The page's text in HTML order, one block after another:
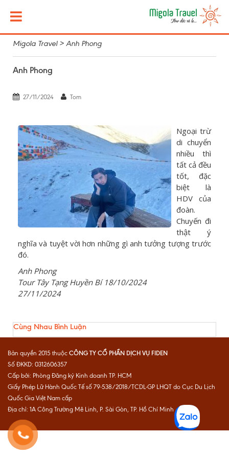
Migola Travel> Anh Phong
Anh Phong
27/11/2024 Tom
Ngoại trừ
di chuyển
nhiều thì
tất cả đều
tốt, đặc
biệt là
HDV của
đoàn.
Chuyến đi
thật ý
nghĩa và tuyệt vời hơn những gì anh tưởng tượng trước
đó.
Anh Phong
Tour Tây Tạng Huyền Bí 18/10/2024
27/11/2024
Cùng Nhau Bình Luận
Bản quyền 2015 thuộc CÔNG TY CỔ PHẦN DỊCH VỤ FIDEN
Số ĐKKD: 0312606357
Cấp bởi: Phòng Đăng ký Kinh doanh TP. HCM
Giấy Phép Lữ Hành Quốc Tế số 79-538/2018/TCDL-GP LHQT do Cục Du Lịch
Quốc Gia Việt Nam cấp
Địa chỉ: 1A Công Trường Mê Linh, P. Sài Gòn, TP. Hồ Chí Minh